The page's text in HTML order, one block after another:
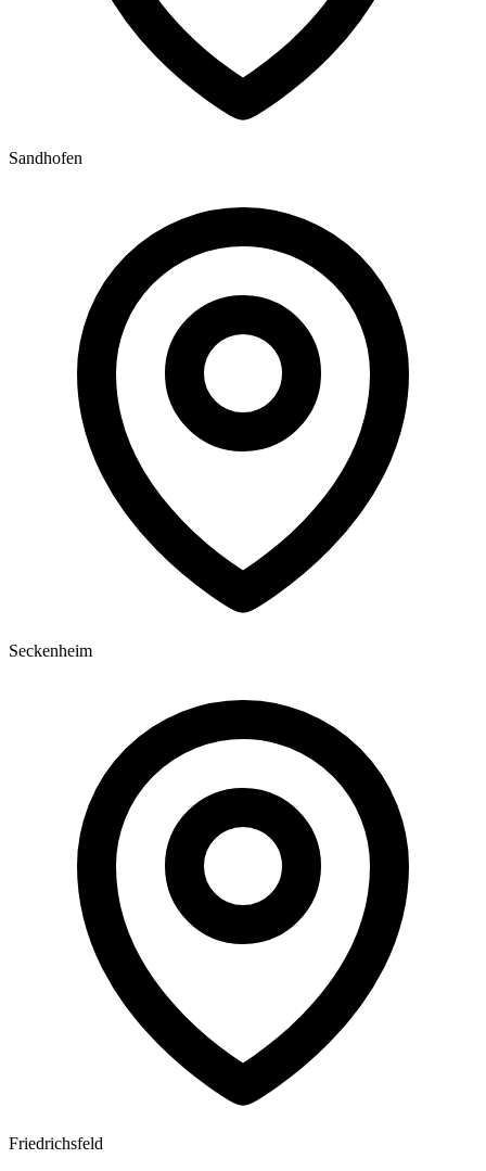
Sandhofen
Seckenheim
Friedrichsfeld